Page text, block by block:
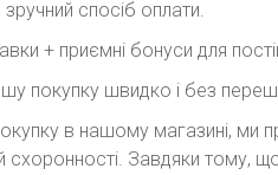
спосіб оплати.
+ приємні бонуси для
покупку швидко і без
в нашому магазині, ми
й схоронності. Завдяки тому,